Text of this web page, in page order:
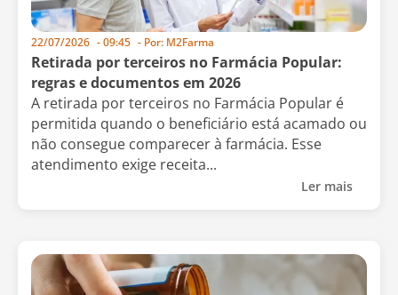
22/07/2026 -09:45 - Por: M2Farma
Retirada por terceiros no Farmácia Popular:
regras e documentos em 2026
A retirada por terceiros no Farmácia Popular é
permitida quando o beneficiário está acamado ou
não consegue comparecer à farmácia. Esse
atendimento exige receita...
Ler mais